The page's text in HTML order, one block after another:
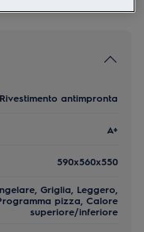
antimpronta
A+
590x560x550
Griglia, Leggero,
pizza, Calore
superiore/inferiore